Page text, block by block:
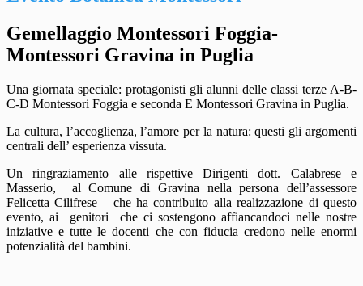
Gemellaggio Montessori Foggia-
Montessori Gravina in Puglia
Una giornata speciale: protagonisti gli alunni delle classi terze A-B-
C-D Montessori Foggia e seconda E Montessori Gravina in Puglia.
La cultura, l’accoglienza, l’amore per la natura: questi gli argomenti
centrali dell’ esperienza vissuta.
Un ringraziamento alle rispettive Dirigenti dott. Calabrese e
Masserio, al Comune di Gravina nella persona dell’assessore
Felicetta Cilifrese che ha contribuito alla realizzazione di questo
evento, ai genitori che ci sostengono affiancandoci nelle nostre
iniziative e tutte le docenti che con fiducia credono nelle enormi
potenzialità del bambini.